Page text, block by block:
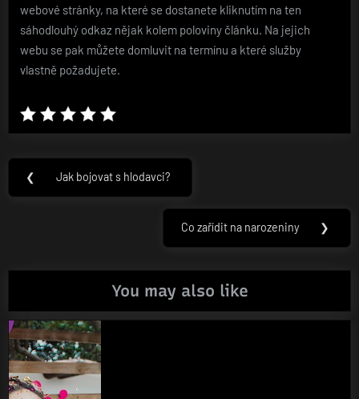
webové stránky, na které se dostanete kliknutím na ten
sáhodlouhý odkaz nějak kolem poloviny článku. Na jejich
webu se pak můžete domluvit na termínu a které služby
vlastně požadujete.
Navigace
pro
❮
Previous
Jak bojovat s hlodavci?
Next
Co zařídit na narozeniny ❯
You may also like